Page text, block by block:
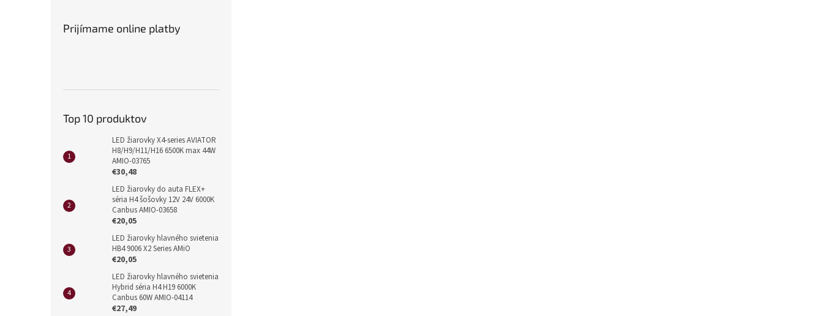
Prijímame online platby
Top 10 produktov
LED žiarovky X4-series AVIATOR
H8/H9/H11/H16 6500K max 44W
AMIO-03765
€30,48
LED žiarovky do auta FLEX+
séria H4 šošovky 12V 24V 6000K
Canbus AMIO-03658
€20,05
LED žiarovky hlavného svietenia
HB4 9006 X2 Series AMiO
€20,05
LED žiarovky hlavného svietenia
Hybrid séria H4 H19 6000K
Canbus 60W AMIO-04114
€27,49